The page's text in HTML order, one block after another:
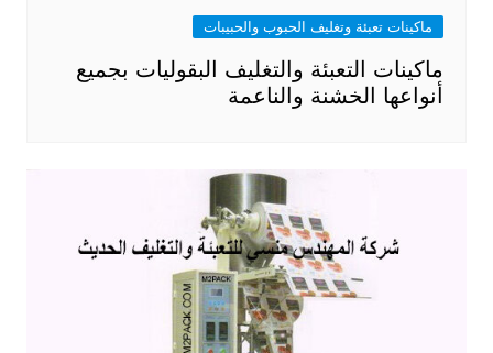
ماكينات تعبئة وتغليف الحبوب والحبيبات
ماكينات التعبئة والتغليف البقوليات بجميع
أنواعها الخشنة والناعمة